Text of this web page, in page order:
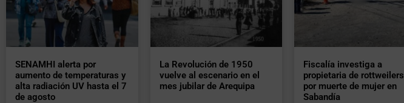
SENAMHI alerta por
aumento de temperaturas y
alta radiación UV hasta el 7
de agosto
La Revolución de 1950
vuelve al escenario en el
mes jubilar de Arequipa
Fiscalía investiga a
propietaria de rottweilers
por muerte de mujer en
Sabandía